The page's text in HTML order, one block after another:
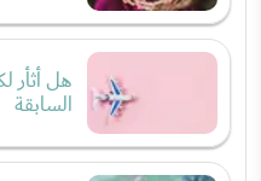
هل أثأر
السابقة